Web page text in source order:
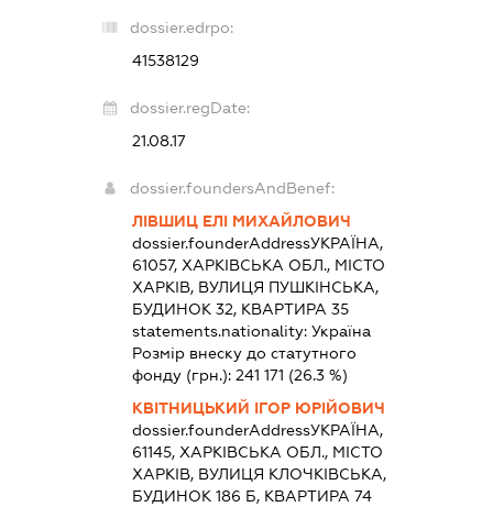
dossier.edrpo:
41538129
dossier.regDate:
21.08.17
dossier.foundersAndBenef:
ЛІВШИЦ ЕЛІ МИХАЙЛОВИЧ
dossier.founderAddressУКРАЇНА,
61057, ХАРКІВСЬКА ОБЛ., МІСТО
ХАРКІВ, ВУЛИЦЯ ПУШКІНСЬКА,
БУДИНОК 32, КВАРТИРА 35
statements.nationality: Україна
Розмір внеску до статутного
фонду (грн.): 241 171 (26.3 %)
КВІТНИЦЬКИЙ ІГОР ЮРІЙОВИЧ
dossier.founderAddressУКРАЇНА,
61145, ХАРКІВСЬКА ОБЛ., МІСТО
ХАРКІВ, ВУЛИЦЯ КЛОЧКІВСЬКА,
БУДИНОК 186 Б, КВАРТИРА 74